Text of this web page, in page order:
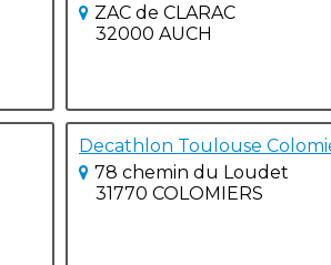
ZAC de CLARAC
32000 AUCH
Decathlon Toulouse
78 chemin du Loudet
31770 COLOMIERS